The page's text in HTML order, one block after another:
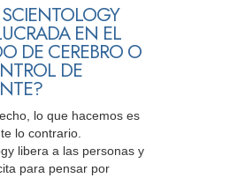
EN EL
DE CEREBRO O
DE
lo que hacemos es
lo contrario.
libera a las personas y
para pensar por